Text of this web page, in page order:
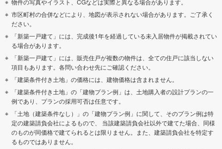
物件の写真やイラスト、CGなどは実際と異なる場合があります。
市区町村の合併などにより、地図が表示されない場合があります。ご了承く
ださい。
「新築一戸建て」には、完成後1年を経過している未入居物件が掲載されてい
る場合があります。
「新築一戸建て」には、販売住戸が複数の物件は、全ての住戸に該当しない
項目もあります。各問い合わせ先にご確認ください。
「建築条件付き土地」の価格には、建物価格は含まれません。
「建築条件付き土地」の「建物プラン例」は、土地購入者の設計プランの一
例であり、プランの採用可否は任意です。
「土地（建築条件なし）」の「建物プラン例」に関して、そのプラン例は特
定の建築請負会社によるもので、 当該建築請負会社以外で建てた場合、同様
のものが同価格で建てられるとは限りません。また、建築請負会社を特定す
るものではありません。